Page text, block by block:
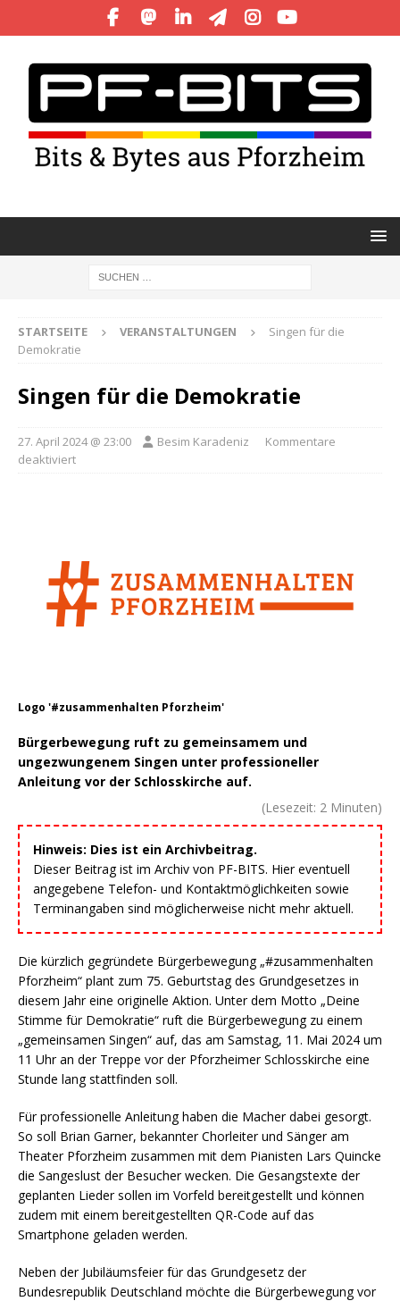
STARTSEITE VERANSTALTUNGEN
Singen für die
Demokratie
Singen für die Demokratie
27. April 2024 @ 23:00 Besim Karadeniz
Kommentare
deaktiviert
Logo '#zusammenhalten Pforzheim'
Bürgerbewegung ruft zu gemeinsamem und
ungezwungenem Singen unter professioneller
Anleitung vor der Schlosskirche auf.
(Lesezeit: 2 Minuten)
Hinweis: Dies ist ein Archivbeitrag.
Dieser Beitrag ist im Archiv von PF-BITS. Hier eventuell
angegebene Telefon- und Kontaktmöglichkeiten sowie
Terminangaben sind möglicherweise nicht mehr aktuell.
Die kürzlich gegründete Bürgerbewegung „#zusammenhalten
Pforzheim“ plant zum 75. Geburtstag des Grundgesetzes in
diesem Jahr eine originelle Aktion. Unter dem Motto „Deine
Stimme für Demokratie“ ruft die Bürgerbewegung zu einem
„gemeinsamen Singen“ auf, das am Samstag, 11. Mai 2024 um
11 Uhr an der Treppe vor der Pforzheimer Schlosskirche eine
Stunde lang stattfinden soll.
Für professionelle Anleitung haben die Macher dabei gesorgt.
So soll Brian Garner, bekannter Chorleiter und Sänger am
Theater Pforzheim zusammen mit dem Pianisten Lars Quincke
die Sangeslust der Besucher wecken. Die Gesangstexte der
geplanten Lieder sollen im Vorfeld bereitgestellt und können
zudem mit einem bereitgestellten QR-Code auf das
Smartphone geladen werden.
Neben der Jubiläumsfeier für das Grundgesetz der
Bundesrepublik Deutschland möchte die Bürgerbewegung vor